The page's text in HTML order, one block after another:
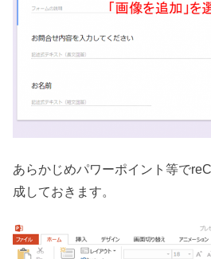
あらかじめパワーポイント等で
成しておきます。